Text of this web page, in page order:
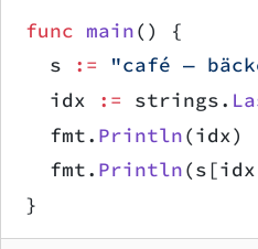
func main() {
	s
:= "café —
	idx
:= strings.
	fmt.
Println(idx)
	fmt.
Println
}